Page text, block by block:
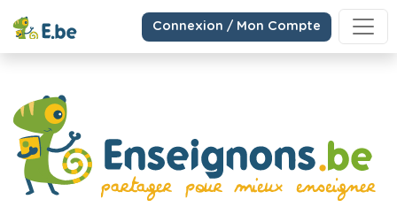
Connexion / Mon Compte